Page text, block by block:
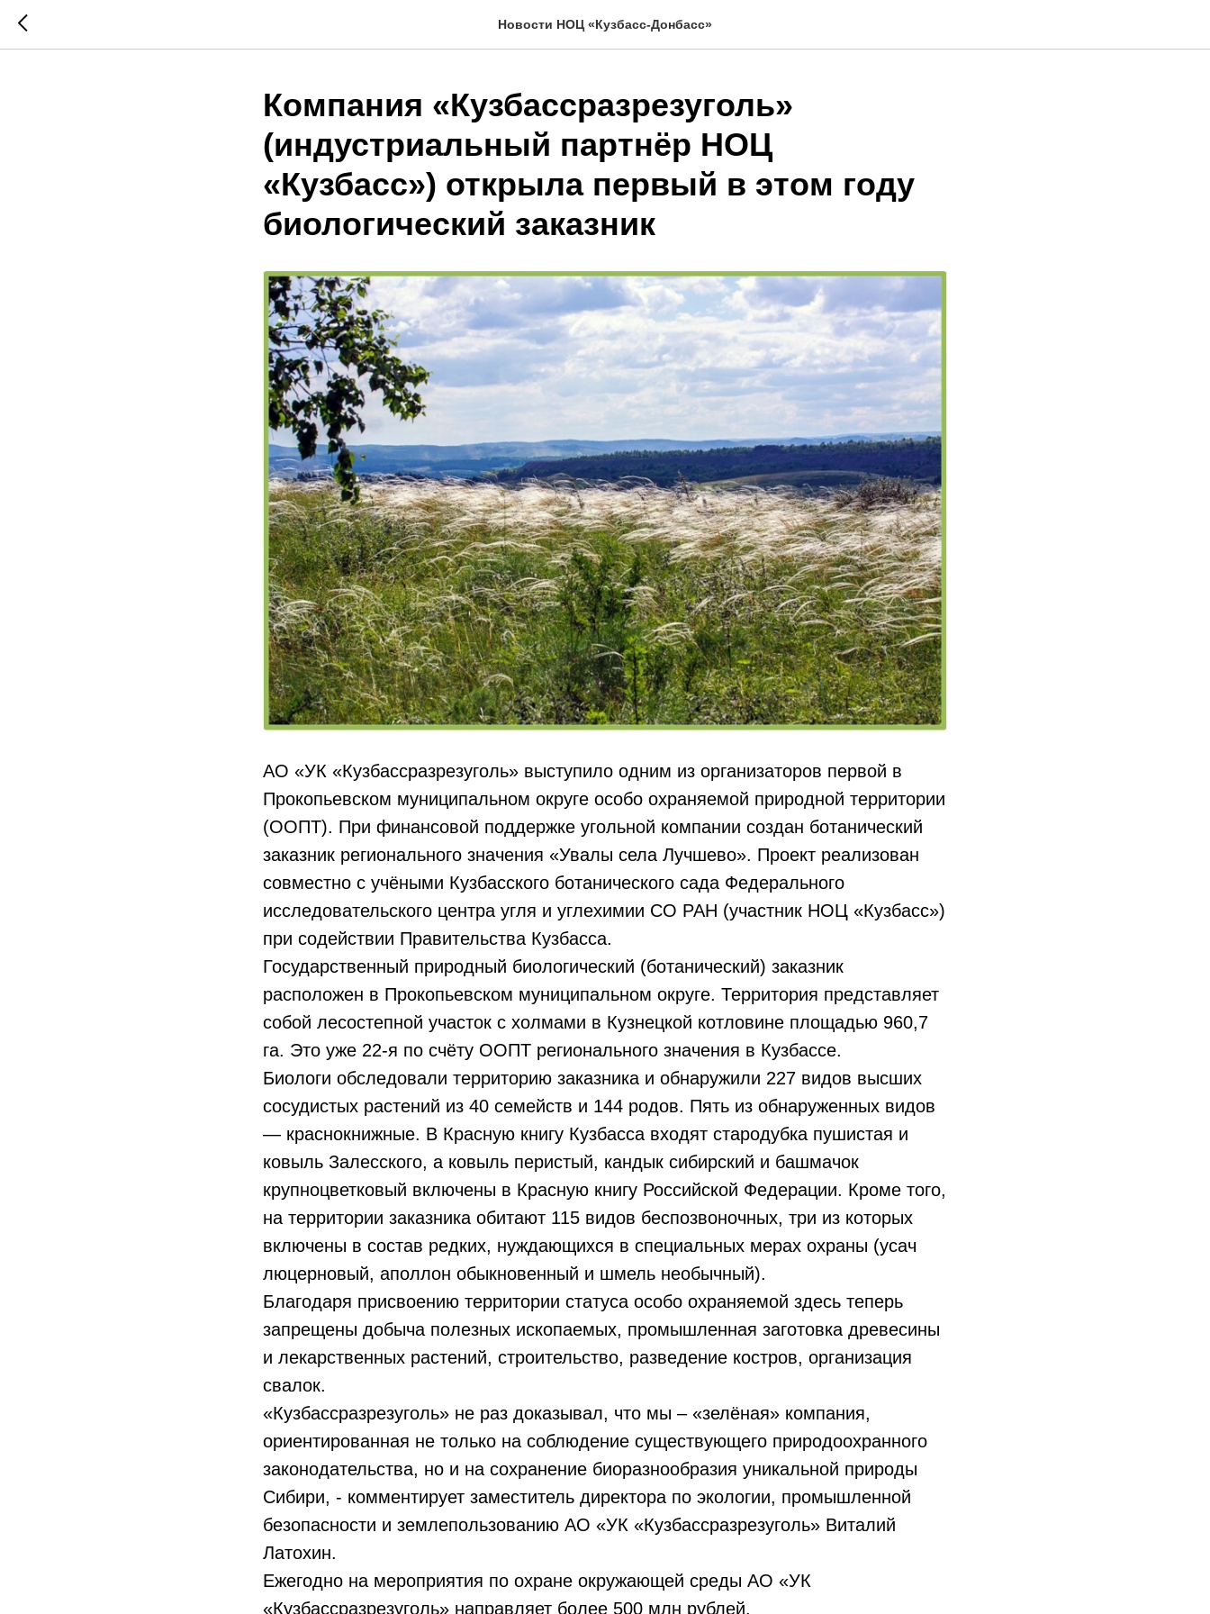
Новости НОЦ «Кузбасс-Донбасс»
Компания «Кузбассразрезуголь»
(индустриальный партнёр НОЦ
«Кузбасс») открыла первый в этом году
биологический заказник
АО «УК «Кузбассразрезуголь» выступило одним из организаторов первой в
Прокопьевском муниципальном округе особо охраняемой природной территории
(ООПТ). При финансовой поддержке угольной компании создан ботанический
заказник регионального значения «Увалы села Лучшево». Проект реализован
совместно с учёными Кузбасского ботанического сада Федерального
исследовательского центра угля и углехимии СО РАН (участник НОЦ «Кузбасс»)
при содействии Правительства Кузбасса.
Государственный природный биологический (ботанический) заказник
расположен в Прокопьевском муниципальном округе. Территория представляет
собой лесостепной участок с холмами в Кузнецкой котловине площадью 960,7
га. Это уже 22-я по счёту ООПТ регионального значения в Кузбассе.
Биологи обследовали территорию заказника и обнаружили 227 видов высших
сосудистых растений из 40 семейств и 144 родов. Пять из обнаруженных видов
— краснокнижные. В Красную книгу Кузбасса входят стародубка пушистая и
ковыль Залесского, а ковыль перистый, кандык сибирский и башмачок
крупноцветковый включены в Красную книгу Российской Федерации. Кроме того,
на территории заказника обитают 115 видов беспозвоночных, три из которых
включены в состав редких, нуждающихся в специальных мерах охраны (усач
люцерновый, аполлон обыкновенный и шмель необычный).
Благодаря присвоению территории статуса особо охраняемой здесь теперь
запрещены добыча полезных ископаемых, промышленная заготовка древесины
и лекарственных растений, строительство, разведение костров, организация
свалок.
«Кузбассразрезуголь» не раз доказывал, что мы – «зелёная» компания,
ориентированная не только на соблюдение существующего природоохранного
законодательства, но и на сохранение биоразнообразия уникальной природы
Сибири, - комментирует заместитель директора по экологии, промышленной
безопасности и землепользованию АО «УК «Кузбассразрезуголь» Виталий
Латохин.
Ежегодно на мероприятия по охране окружающей среды АО «УК
«Кузбассразрезуголь» направляет более 500 млн рублей.